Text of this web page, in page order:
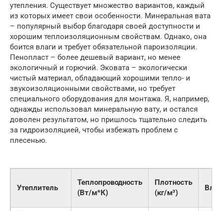
утепления. Существует множество вариантов, каждый
из которых имеет свои особенности. Минеральная вата
– популярный выбор благодаря своей доступности и
хорошим теплоизоляционным свойствам. Однако, она
боится влаги и требует обязательной пароизоляции.
Пенопласт – более дешевый вариант, но менее
экологичный и горючий. Эковата – экологически
чистый материал, обладающий хорошими тепло- и
звукоизоляционными свойствами, но требует
специального оборудования для монтажа. Я, например,
однажды использовал минеральную вату, и остался
доволен результатом, но пришлось тщательно следить
за гидроизоляцией, чтобы избежать проблем с
плесенью.
Утеплитель
Теплопроводность
(Вт/м*К)
Плотность
(кг/м³)